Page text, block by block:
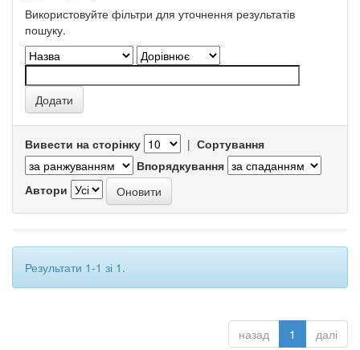
Використовуйте фільтри для уточнення результатів
пошуку.
Вивести на сторінку | Сортування
Впорядкування
Автори
Результати 1-1 зі 1.
назад 1 далі